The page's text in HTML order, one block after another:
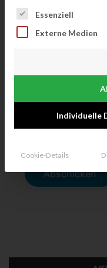
Es folgt eine Liste der
Essenziell
Externe Medien
Individuelle
Cookie-Details